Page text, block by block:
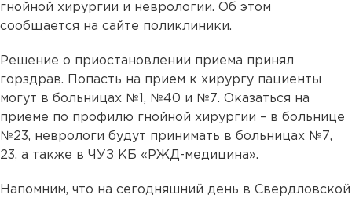
гнойной хирургии и неврологии. Об этом
сообщается на сайте поликлиники.
Решение о приостановлении приема принял
горздрав. Попасть на прием к хирургу пациенты
могут в больницах №1, №40 и №7. Оказаться на
приеме по профилю гнойной хирургии – в больнице
№23, неврологи будут принимать в больницах №7,
23, а также в ЧУЗ КБ «РЖД-медицина».
Напомним, что на сегодняшний день в Свердловской